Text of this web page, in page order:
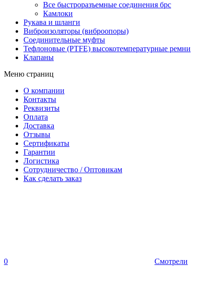
Все быстроразъемные соединения брс
Камлоки
Рукава и шланги
Виброизоляторы (виброопоры)
Соединительные муфты
Тефлоновые (PTFE) высокотемпературные ремни
Клапаны
Меню страниц
О компании
Контакты
Реквизиты
Оплата
Доставка
Отзывы
Сертификаты
Гарантии
Логистика
Сотрудничество / Оптовикам
Как сделать заказ
0 Смотрели